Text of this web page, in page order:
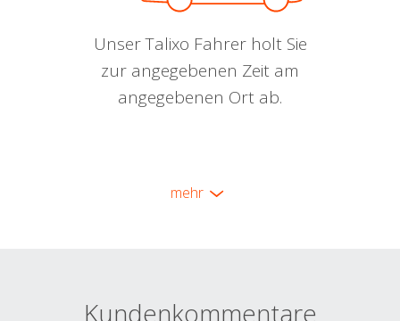
Unser Talixo Fahrer holt Sie
zur angegebenen Zeit am
angegebenen Ort ab.
mehr
Kundenkommentare